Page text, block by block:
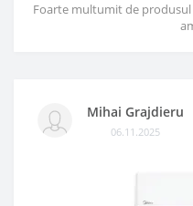
Foarte multumit de produsul
Mihai Grajdieru
06.11.2025